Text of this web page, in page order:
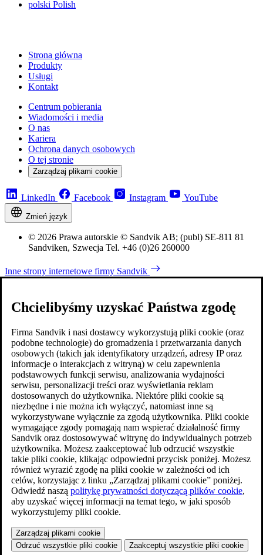
polski Polish
Strona główna
Produkty
Usługi
Kontakt
Centrum pobierania
Wiadomości i media
O nas
Kariera
Ochrona danych osobowych
O tej stronie
Zarządzaj plikami cookie
LinkedIn Facebook Instagram YouTube
Zmień język
© 2026 Prawa autorskie © Sandvik AB; (publ) SE-811 81
Sandviken, Szwecja Tel. +46 (0)26 260000
Inne strony internetowe firmy Sandvik
Chcielibyśmy uzyskać Państwa zgodę
Firma Sandvik i nasi dostawcy wykorzystują pliki cookie (oraz
podobne technologie) do gromadzenia i przetwarzania danych
osobowych (takich jak identyfikatory urządzeń, adresy IP oraz
informacje o interakcjach z witryną) w celu zapewnienia
podstawowych funkcji serwisu, analizowania wydajności
serwisu, personalizacji treści oraz wyświetlania reklam
dostosowanych do użytkownika. Niektóre pliki cookie są
niezbędne i nie można ich wyłączyć, natomiast inne są
wykorzystywane wyłącznie za zgodą użytkownika. Pliki cookie
wymagające zgody pomagają nam wspierać działalność firmy
Sandvik oraz dostosowywać witrynę do indywidualnych potrzeb
użytkownika. Możesz zaakceptować lub odrzucić wszystkie
takie pliki cookie, klikając odpowiedni przycisk poniżej. Możesz
również wyrazić zgodę na pliki cookie w zależności od ich
celów, korzystając z linku „Zarządzaj plikami cookie” poniżej.
Odwiedź naszą politykę prywatności dotyczącą plików cookie,
aby uzyskać więcej informacji na temat tego, w jaki sposób
wykorzystujemy pliki cookie.
Zarządzaj plikami cookie
Odrzuć wszystkie pliki cookie
Zaakceptuj wszystkie pliki cookie